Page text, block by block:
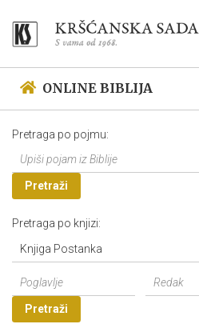
ONLINE BIBLIJA
Pretraga po pojmu:
Pretraži
Pretraga po knjizi:
Knjiga Postanka
Pretraži